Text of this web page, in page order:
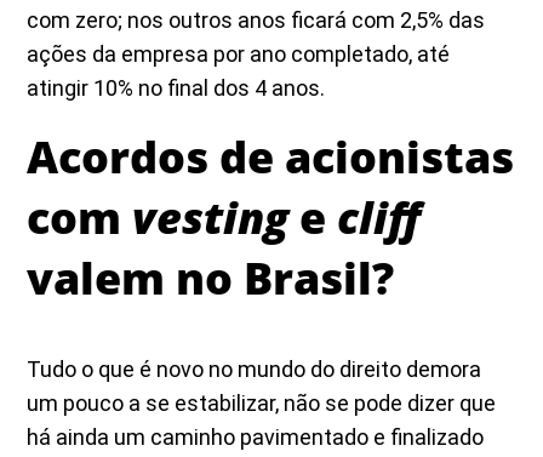
com zero; nos outros anos ficará com 2,5% das
ações da empresa por ano completado, até
atingir 10% no final dos 4 anos.
Acordos de acionistas
com vestinge cliff
valem no Brasil?
Tudo o que é novo no mundo do direito demora
um pouco a se estabilizar, não se pode dizer que
há ainda um caminho pavimentado e finalizado